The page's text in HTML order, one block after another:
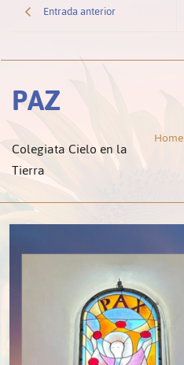
Entrada anterior
PAZ
Colegiata Cielo en la
Tierra
Home